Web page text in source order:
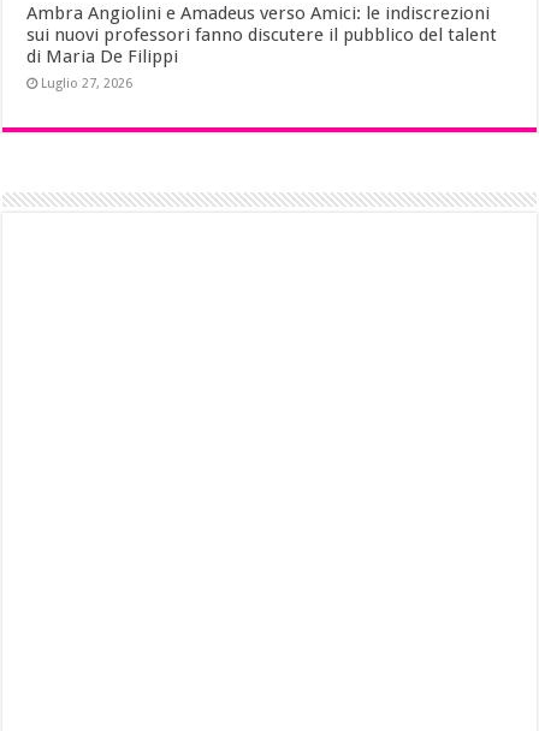
Ambra Angiolini e Amadeus verso Amici: le indiscrezioni
sui nuovi professori fanno discutere il pubblico del talent
di Maria De Filippi
Luglio 27, 2026